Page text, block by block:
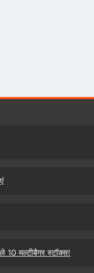
10 मल्टीबैगर स्टॉक्स!